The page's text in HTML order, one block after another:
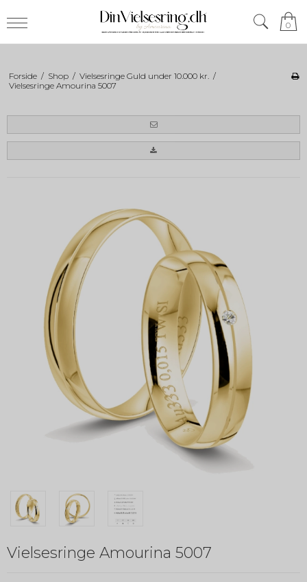
0
Forside / Shop / Vielsesringe Guld under 10.000 kr. /
Vielsesringe Amourina 5007
Vielsesringe Amourina 5007